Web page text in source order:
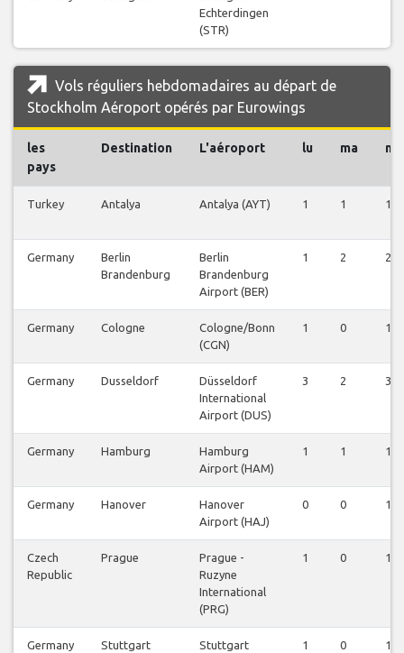
Echterdingen
(STR)
Vols réguliers hebdomadaires au départ de
Stockholm Aéroport opérés par Eurowings
les
pays
Destination L'aéroport lu ma me
Turkey Antalya Antalya (AYT) 1 1 1
Germany
Berlin
Brandenburg
Berlin
Brandenburg
Airport (BER)
1 2 2
Germany Cologne
Cologne/Bonn
(CGN)
1 0 1
Germany Dusseldorf
Düsseldorf
International
Airport (DUS)
3 2 3
Germany Hamburg
Hamburg
Airport (HAM)
1 1 1
Germany Hanover
Hanover
Airport (HAJ)
0 0 1
Czech
Republic
Prague
Prague -
Ruzyne
International
(PRG)
1 0 1
Germany Stuttgart Stuttgart 1 0 1